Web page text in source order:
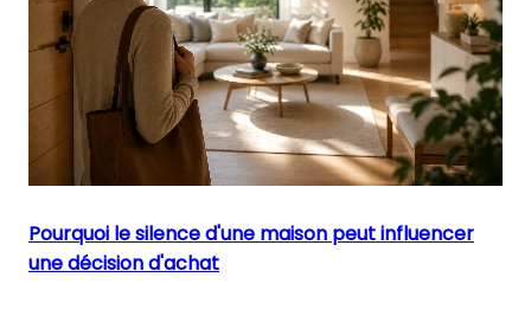
Pourquoi le silence d'une maison peut influencer
une décision d'achat